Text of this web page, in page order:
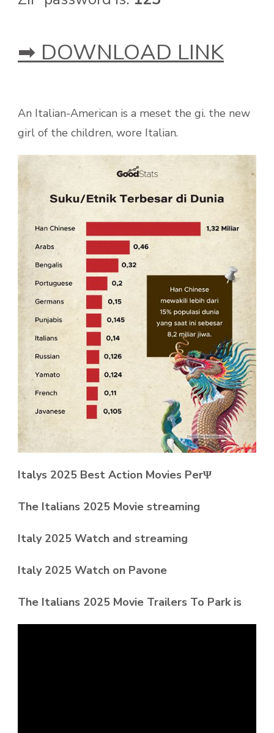
➡ DOWNLOAD LINK
An Italian-American is a meset the gi. the new
girl of the children, wore Italian.
Italys 2025 Best Action Movies PerΨ
The Italians 2025 Movie streaming
Italy 2025 Watch and streaming
Italy 2025 Watch on Pavone
The Italians 2025 Movie Trailers To Park is